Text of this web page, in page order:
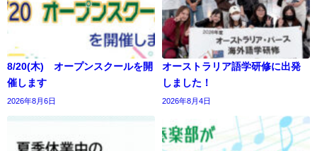
8/20(木) オープンスクールを開
催します
2026年8月6日
オーストラリア語学研修に出発
しました！
2026年8月4日